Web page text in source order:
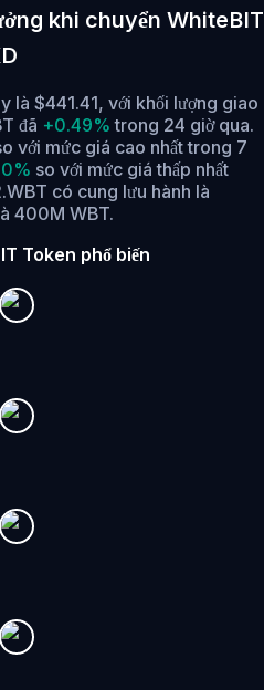
khi chuyển WhiteBIT
là $441.41, với khối lượng giao
đã +0.49% trong 24 giờ qua.
với mức giá cao nhất trong 7
so với mức giá thấp nhất
WBT có cung lưu hành là
400M WBT.
Token phổ biến